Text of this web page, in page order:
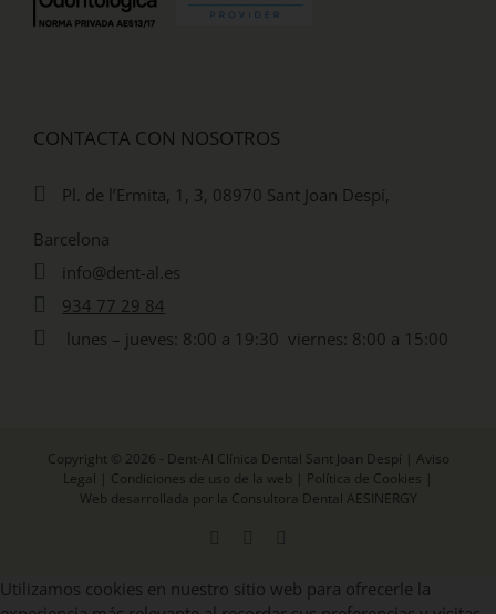
CONTACTA CON NOSOTROS
Pl. de l’Ermita, 1, 3, 08970 Sant Joan Despí,
Barcelona
info@dent-al.es
934 77 29 84
lunes – jueves: 8:00 a 19:30 viernes: 8:00 a 15:00
Copyright © 2026 - Dent-Al Clínica Dental Sant Joan Despí | Aviso
Legal
Condiciones de uso de la web Política de Cookies
Web desarrollada por la Consultora Dental AESINERGY
Utilizamos cookies en nuestro sitio web para ofrecerle la